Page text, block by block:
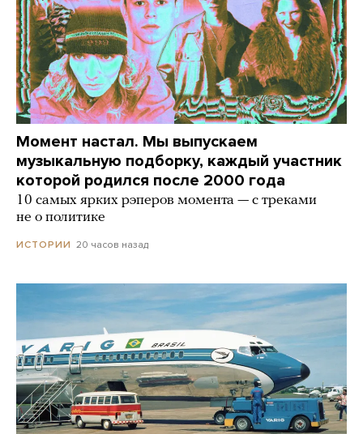
Момент настал. Мы выпускаем
музыкальную подборку, каждый участник
которой родился после 2000 года
10 самых ярких рэперов момента — с треками
не о политике
ИСТОРИИ 20 часов назад